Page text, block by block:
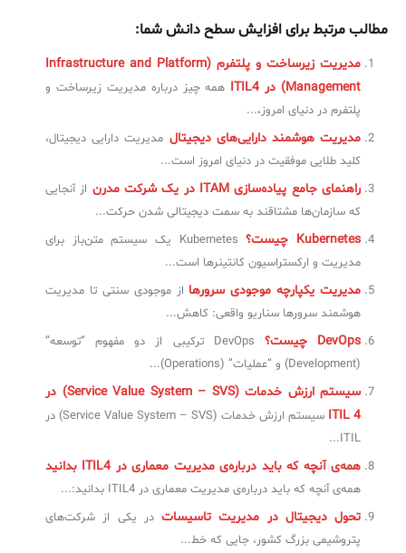
مطالب مرتبط برای افزایش سطح دانش شما:
مدیریت زیرساخت و پلتفرم (Infrastructure and Platform
Management) در ITIL4
همه چیز درباره مدیریت زیرساخت و
پلتفرم در دنیای امروز،...
مدیریت هوشمند دارایی‌های دیجیتال مدیریت دارایی دیجیتال،
کلید طلایی موفقیت در دنیای امروز است...
راهنمای جامع پیاده‌سازی ITAM در یک شرکت مدرن
از آنجایی
که سازمان‌ها مشتاقند به سمت دیجیتالی شدن حرکت...
Kubernetes چیست؟
Kubernetes یک سیستم متن‌باز برای
مدیریت و ارکستراسیون کانتینرها است...
مدیریت یکپارچه موجودی سرورها از موجودی سنتی تا مدیریت
هوشمند سرورها سناریو واقعی: کاهش...
DevOps چیست؟
DevOps ترکیبی از دو مفهوم “توسعه”
(Development) و “عملیات” (Operations)...
سیستم ارزش خدمات (Service Value System – SVS) در
ITIL 4
سیستم ارزش خدمات (Service Value System – SVS) در
ITIL...
همه‌ی آنچه که باید درباره‌ی مدیریت معماری در ITIL4 بدانید
همه‌ی آنچه که باید درباره‌ی مدیریت معماری در ITIL4 بدانید:...
تحول دیجیتال در مدیریت تاسیسات در یکی از شرکت‌های
پتروشیمی بزرگ کشور، جایی که خط...
✧
سامانه مدیریت دارایی‌ها [Asset Explorer]
سامانه مدیریت پشتیبانی مشتریان
DDI
◉
ManageEngine Malware Protection Plus
سامانه مدیریت دسترسی ممتاز
سامانه مدیریت و مانیتورینگ شبکه
سامانه آزمون آنلاین